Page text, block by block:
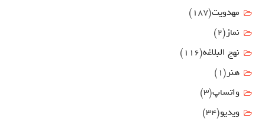
مهدويت(187)
نماز (2)
نهج البلاغه(116)
هنر (1)
واتساپ(3)
ویدیو(34)